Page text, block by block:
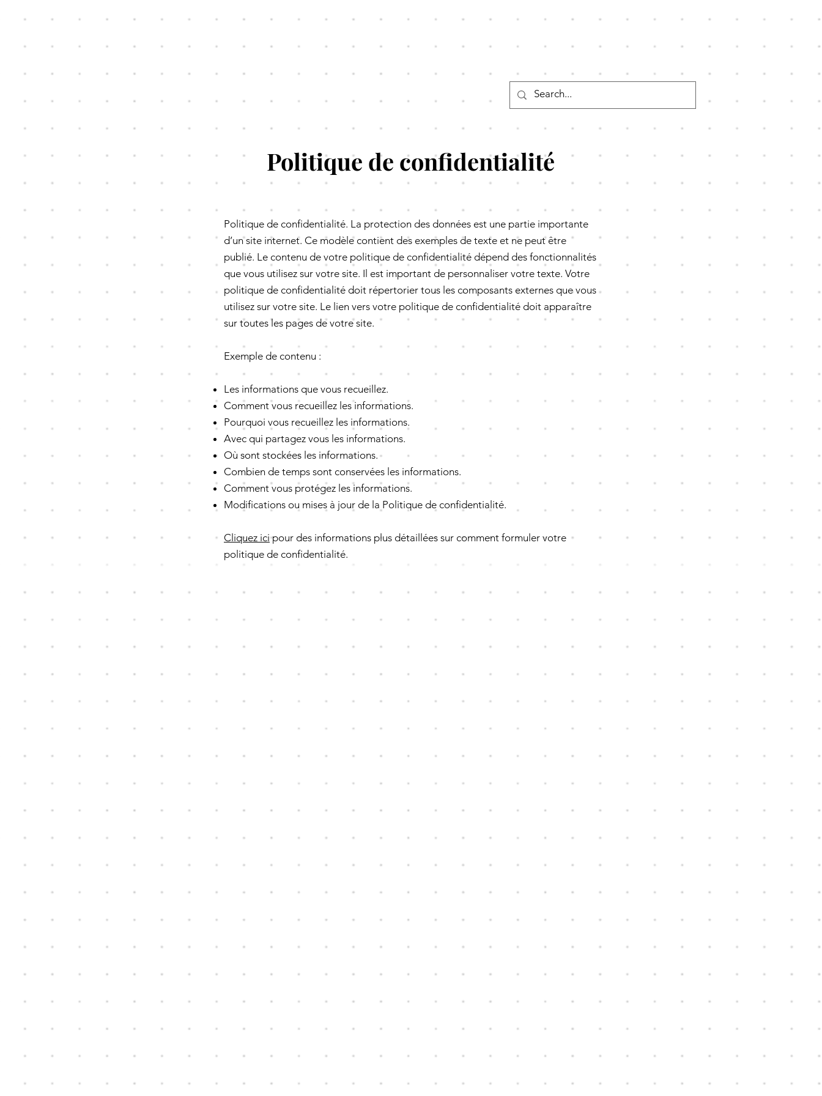
Politique de confidentialité
Politique de confidentialité. La protection des données est une partie importante
d’un site internet. Ce modèle contient des exemples de texte et ne peut être
publié. Le contenu de votre politique de confidentialité dépend des fonctionnalités
que vous utilisez sur votre site. Il est important de personnaliser votre texte. Votre
politique de confidentialité doit répertorier tous les composants externes que vous
utilisez sur votre site. Le lien vers votre politique de confidentialité doit apparaître
sur toutes les pages de votre site.
Exemple de contenu :
Les informations que vous recueillez.
Comment vous recueillez les informations.
Pourquoi vous recueillez les informations.
Avec qui partagez vous les informations.
Où sont stockées les informations.
Combien de temps sont conservées les informations.
Comment vous protégez les informations.
Modifications ou mises à jour de la Politique de confidentialité.
Cliquez icipour des informations plus détaillées sur comment formuler votre
politique de confidentialité.